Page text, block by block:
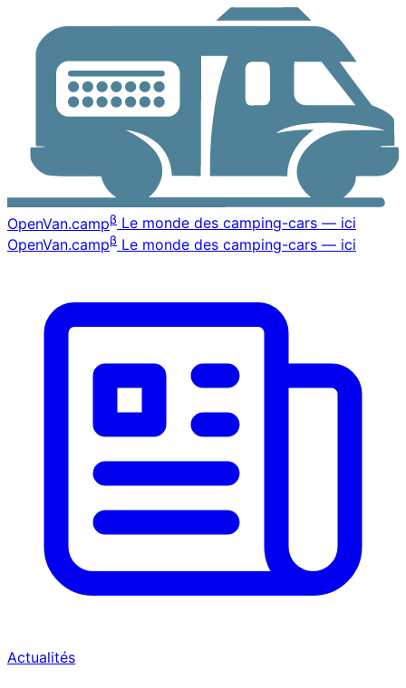
OpenVan.campβ Le monde des camping-cars — ici
OpenVan.campβ Le monde des camping-cars — ici
Actualités